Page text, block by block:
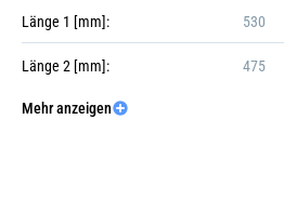
Länge 1 [mm]: 530
Länge 2 [mm]: 475
Länge 1 [Zoll]:
Mehr anzeigen